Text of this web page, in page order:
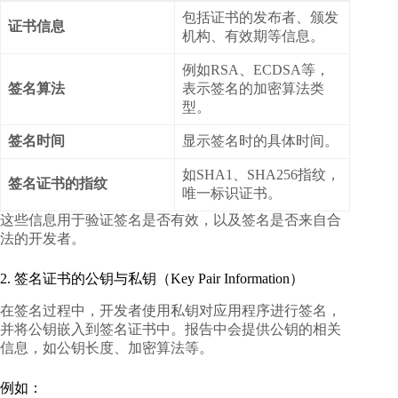
证书信息
包括证书的发布者、颁发
机构、有效期等信息。
签名算法
例如RSA、ECDSA等，
表示签名的加密算法类
型。
签名时间 显示签名时的具体时间。
签名证书的指纹
如SHA1、SHA256指纹，
唯一标识证书。
这些信息用于验证签名是否有效，以及签名是否来自合
法的开发者。
2. 签名证书的公钥与私钥（Key Pair Information）
在签名过程中，开发者使用私钥对应用程序进行签名，
并将公钥嵌入到签名证书中。报告中会提供公钥的相关
信息，如公钥长度、加密算法等。
例如：